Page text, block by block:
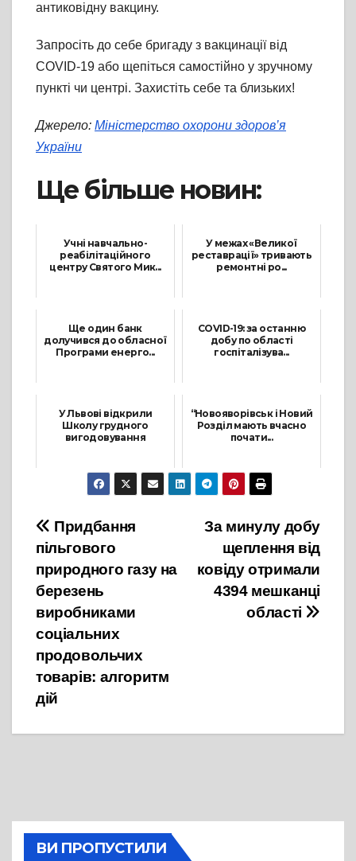
антиковідну вакцину.
Запросіть до себе бригаду з вакцинації від
COVID-19 або щепіться самостійно у зручному
пункті чи центрі. Захистіть себе та близьких!
Джерело: Міністерство охорони здоров’я
України
Ще більше новин:
Учні навчально-
реабілітаційного
центру Святого Мик...
У межах «Великої
реставрації» тривають
ремонтні ро...
Ще один банк
долучився до обласної
Програми енерго...
COVID-19: за останню
добу по області
госпіталізува...
У Львові відкрили
Школу грудного
вигодовування
3 Серпня, 2021
“Новояворівськ і Новий
Розділ мають вчасно
почати...
10 Серпня, 2021
Навігація
записів
За минулу добу
щеплення від
ковіду отримали
4394 мешканці
області
Придбання
пільгового
природного газу на
березень
виробниками
соціальних
продовольчих
товарів: алгоритм
дій
ВИ ПРОПУСТИЛИ